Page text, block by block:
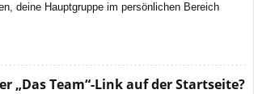
deine Hauptgruppe im persönlichen Bereich
„Das Team“-Link auf der Startseite?